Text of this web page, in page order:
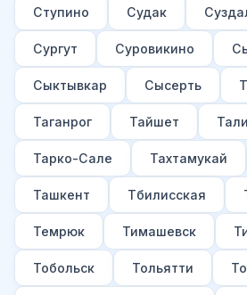
Ступино Судак
Сургут Суровикино
Сыктывкар Сысерть
Таганрог Тайшет
Тарко-Сале Тахтамукай
Ташкент Тбилисская
Темрюк Тимашевск
Тобольск Тольятти